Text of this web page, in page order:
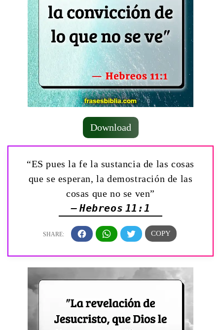
Download
“ES pues la fe la sustancia de las cosas
que se esperan, la demostración de las
cosas que no se ven”
— Hebreos 11:1